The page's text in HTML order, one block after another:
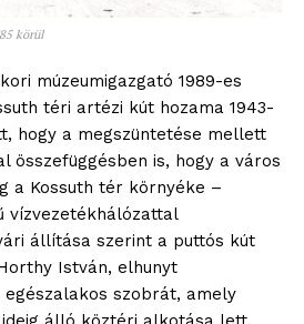
körül
múzeumigazgató 1989-es
téri artézi kút hozama 1943-
hogy a megszüntetése mellett
összefüggésben is, hogy a város
a Kossuth tér környéke –
vízvezetékhálózattal
állítása szerint a puttós kút
István, elhunyt
szobrát, amely